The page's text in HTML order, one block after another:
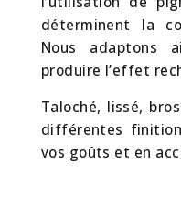
déterminent la
Nous adaptons
produire l’effet
Taloché, lissé,
différentes
vos goûts et en